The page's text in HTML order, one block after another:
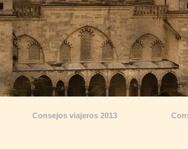
Consejos viajeros 2013